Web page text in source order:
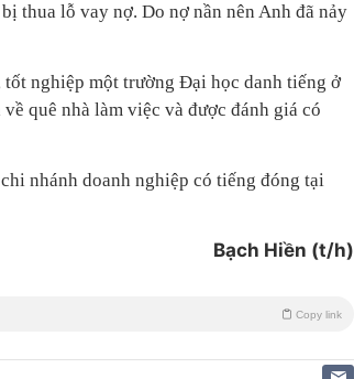
thua lỗ vay nợ. Do nợ nần nên Anh đã nảy
nghiệp một trường Đại học danh tiếng ở
quê nhà làm việc và được đánh giá có
nhánh doanh nghiệp có tiếng đóng tại
Bạch Hiền (t/h)
Copy link